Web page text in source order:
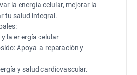
la energía celular, mejorar la
tu salud integral.
y la energía celular.
Apoya la reparación y
y salud cardiovascular.